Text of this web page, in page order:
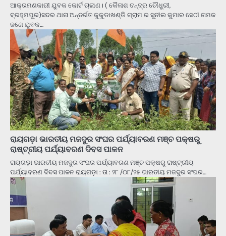
ଆକ୍ରମଣକାରୀ ଯୁବକ କୋର୍ଟ ଚାଲାଣ। ( କୈଳାଶ ଚନ୍ଦ୍ର ଚୌଧୁରୀ,
ବ୍ରହ୍ମପୁର)ସଦର ଥାନା ଅନ୍ତର୍ଗତ କୁକୁଡାଖଣ୍ଡି ଗ୍ରାମ ର ସୁନୀଲ କୁମାର ସେଠୀ ନାମକ
ଜଣେ ଯୁବକ…
ରାୟଗଡ଼ା ଭାରତୀୟ ମଜଦୁର ସଂଘର ପର୍ଯ୍ୟାବରଣ ମଞ୍ଚ ପକ୍ଷରୁ
ରାଷ୍ଟ୍ରୀୟ ପର୍ଯ୍ୟାବରଣ ଦିବସ ପାଳନ
ରାୟଗଡ଼ା ଭାରତୀୟ ମଜଦୁର ସଂଘର ପର୍ଯ୍ୟାବରଣ ମଞ୍ଚ ପକ୍ଷରୁ ରାଷ୍ଟ୍ରୀୟ
ପର୍ଯ୍ୟାବରଣ ଦିବସ ପାଳନ ରାୟଗଡ଼ା : ତା : ୨୮ /୦୮/୨୫ ଭାରତୀୟ ମଜଦୁର ସଂଘର…